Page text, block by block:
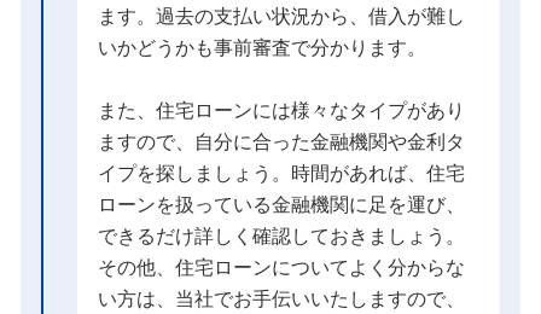
ます。過去の支払い状況から、借入が難し
いかどうかも事前審査で分かります。
また、住宅ローンには様々なタイプがあり
ますので、自分に合った金融機関や金利タ
イプを探しましょう。時間があれば、住宅
ローンを扱っている金融機関に足を運び、
できるだけ詳しく確認しておきましょう。
その他、住宅ローンについてよく分からな
い方は、当社でお手伝いいたしますので、